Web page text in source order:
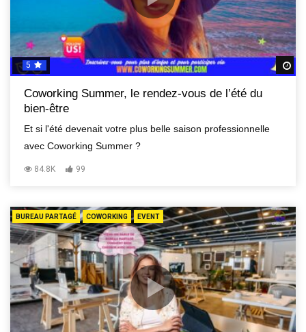
5
Coworking Summer, le rendez-vous de l’été du
bien-être
Et si l'été devenait votre plus belle saison professionnelle
avec Coworking Summer ?
84.8K 99
BUREAU PARTAGÉ COWORKING EVENT